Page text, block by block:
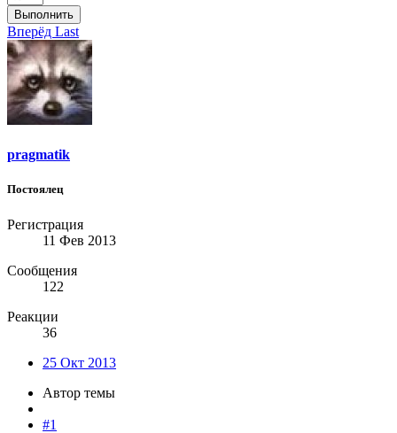
Выполнить
Вперёд Last
pragmatik
Постоялец
Регистрация
11 Фев 2013
Сообщения
122
Реакции
36
25 Окт 2013
Автор темы
#1